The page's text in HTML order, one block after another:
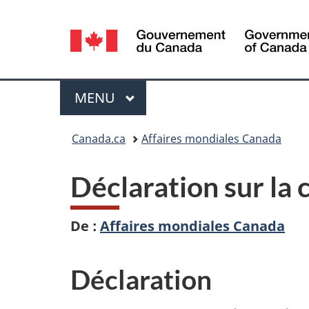
Sélection
de
la
langue
Menu
MENU PRINCIPAL
Canada.ca Affaires mondiales Canada
Déclaration sur la
De : Affaires mondiales Canada
Déclaration